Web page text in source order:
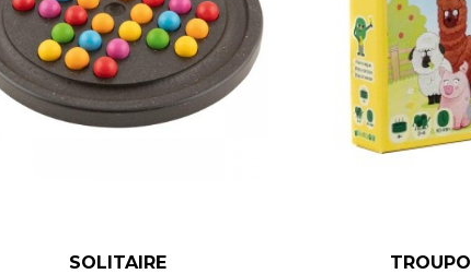
SOLITAIRE TROUPO